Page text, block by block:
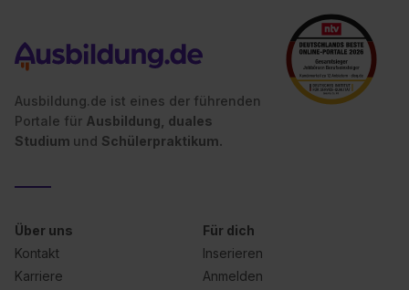
Ausbildung.de ist eines der führenden
Portale für Ausbildung, duales
Studium und Schülerpraktikum.
Über uns
Kontakt
Karriere
Für dich
Inserieren
Anmelden